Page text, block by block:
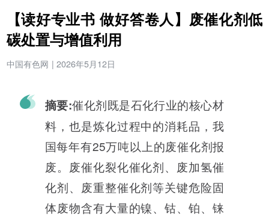
【读好专业书 做好答卷人】废催化剂低
碳处置与增值利用
中国有色网 | 2026年5月12日
摘要:催化剂既是石化行业的核心材
料，也是炼化过程中的消耗品，我
国每年有25万吨以上的废催化剂报
废。废催化裂化催化剂、废加氢催
化剂、废重整催化剂等关键危险固
体废物含有大量的镍、钴、铂、铼